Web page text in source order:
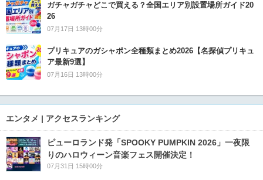
ガチャガチャどこで買える？全国エリア別設置場所ガイド20
26
07月17日 13時00分
プリキュアのガシャポン全種類まとめ2026【名探偵プリキュ
ア最新9選】
07月16日 13時00分
エンタメ | アクセスランキング
ピューロランド発「SPOOKY PUMPKIN 2026」一夜限
りのハロウィーン音楽フェス開催決定！
07月31日 15時00分